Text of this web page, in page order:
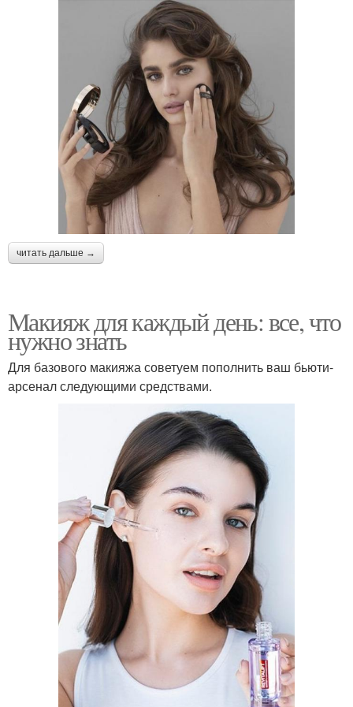
читать дальше →
Макияж для каждый день: все, что
нужно знать
Для базового макияжа советуем пополнить ваш бьюти-
арсенал следующими средствами.